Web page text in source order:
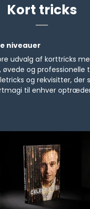
Kort tricks
niveauer
udvalg af korttricks
og professionelle
og rekvisitter, der
til enhver